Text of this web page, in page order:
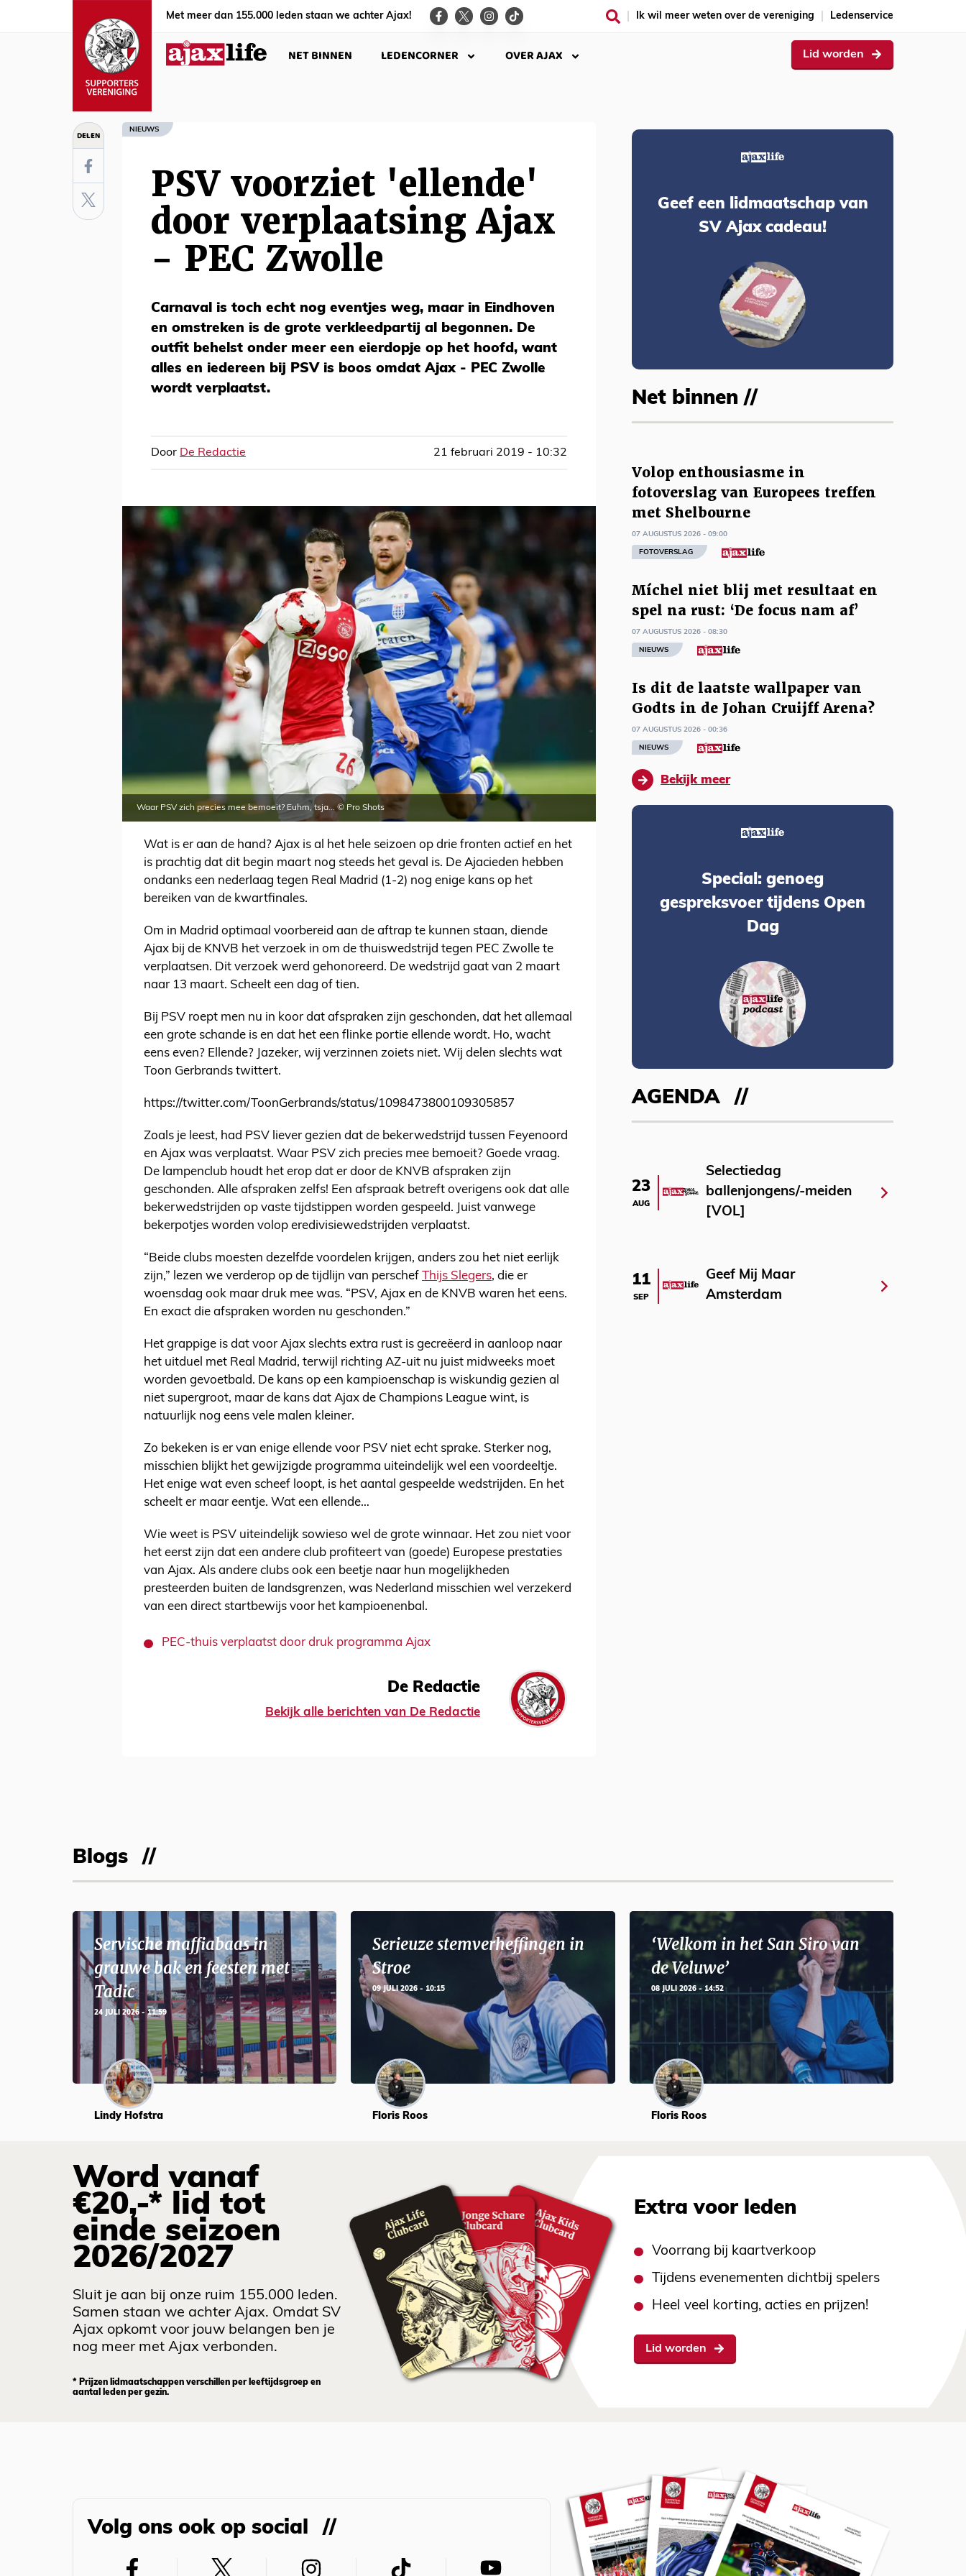
Met meer dan 155.000 leden staan we achter Ajax! Ik wil meer weten over de vereniging Ledenservice
NET BINNEN LEDENCORNER OVER AJAX Lid worden
DELEN NIEUWS
PSV voorziet 'ellende'
door verplaatsing Ajax
- PEC Zwolle
Carnaval is toch echt nog eventjes weg, maar in Eindhoven
en omstreken is de grote verkleedpartij al begonnen. De
outfit behelst onder meer een eierdopje op het hoofd, want
alles en iedereen bij PSV is boos omdat Ajax - PEC Zwolle
wordt verplaatst.
Door De Redactie 21 februari 2019 - 10:32
Waar PSV zich precies mee bemoeit? Euhm, tsja... © Pro Shots
Wat is er aan de hand? Ajax is al het hele seizoen op drie fronten actief en het
is prachtig dat dit begin maart nog steeds het geval is. De Ajacieden hebben
ondanks een nederlaag tegen Real Madrid (1-2) nog enige kans op het
bereiken van de kwartfinales.
Om in Madrid optimaal voorbereid aan de aftrap te kunnen staan, diende
Ajax bij de KNVB het verzoek in om de thuiswedstrijd tegen PEC Zwolle te
verplaatsen. Dit verzoek werd gehonoreerd. De wedstrijd gaat van 2 maart
naar 13 maart. Scheelt een dag of tien.
Bij PSV roept men nu in koor dat afspraken zijn geschonden, dat het allemaal
een grote schande is en dat het een flinke portie ellende wordt. Ho, wacht
eens even? Ellende? Jazeker, wij verzinnen zoiets niet. Wij delen slechts wat
Toon Gerbrands twittert.
https://twitter.com/ToonGerbrands/status/1098473800109305857
Zoals je leest, had PSV liever gezien dat de bekerwedstrijd tussen Feyenoord
en Ajax was verplaatst. Waar PSV zich precies mee bemoeit? Goede vraag.
De lampenclub houdt het erop dat er door de KNVB afspraken zijn
geschonden. Alle afspraken zelfs! Een afspraak betreft overigens ook dat alle
bekerwedstrijden op vaste tijdstippen worden gespeeld. Juist vanwege
bekerpotjes worden volop eredivisiewedstrijden verplaatst.
“Beide clubs moesten dezelfde voordelen krijgen, anders zou het niet eerlijk
zijn,” lezen we verderop op de tijdlijn van perschef Thijs Slegers, die er
woensdag ook maar druk mee was. “PSV, Ajax en de KNVB waren het eens.
En exact die afspraken worden nu geschonden.”
Het grappige is dat voor Ajax slechts extra rust is gecreëerd in aanloop naar
het uitduel met Real Madrid, terwijl richting AZ-uit nu juist midweeks moet
worden gevoetbald. De kans op een kampioenschap is wiskundig gezien al
niet supergroot, maar de kans dat Ajax de Champions League wint, is
natuurlijk nog eens vele malen kleiner.
Zo bekeken is er van enige ellende voor PSV niet echt sprake. Sterker nog,
misschien blijkt het gewijzigde programma uiteindelijk wel een voordeeltje.
Het enige wat even scheef loopt, is het aantal gespeelde wedstrijden. En het
scheelt er maar eentje. Wat een ellende…
Wie weet is PSV uiteindelijk sowieso wel de grote winnaar. Het zou niet voor
het eerst zijn dat een andere club profiteert van (goede) Europese prestaties
van Ajax. Als andere clubs ook een beetje naar hun mogelijkheden
presteerden buiten de landsgrenzen, was Nederland misschien wel verzekerd
van een direct startbewijs voor het kampioenenbal.
PEC-thuis verplaatst door druk programma Ajax
De Redactie
Bekijk alle berichten van De Redactie
Geef een lidmaatschap van
SV Ajax cadeau!
Net binnen //
Volop enthousiasme in
fotoverslag van Europees treffen
met Shelbourne
07 AUGUSTUS 2026 - 09:00
FOTOVERSLAG
Míchel niet blij met resultaat en
spel na rust: ‘De focus nam af’
07 AUGUSTUS 2026 - 08:30
NIEUWS
Is dit de laatste wallpaper van
Godts in de Johan Cruijff Arena?
07 AUGUSTUS 2026 - 00:36
NIEUWS
Bekijk meer
Special: genoeg
gespreksvoer tijdens Open
Dag
AGENDA
23
AUG
Selectiedag
ballenjongens/-meiden
[VOL]
11
SEP
Geef Mij Maar
Amsterdam
Blogs
Servische maffiabaas in
grauwe bak en feesten met
Tadic
24 JULI 2026 - 11:59
Lindy Hofstra
Serieuze stemverheffingen in
Stroe
09 JULI 2026 - 10:15
Floris Roos
‘Welkom in het San Siro van
de Veluwe’
08 JULI 2026 - 14:52
Floris Roos
Word vanaf
€20,-* lid tot
einde seizoen
2026/2027
Sluit je aan bij onze ruim 155.000 leden.
Samen staan we achter Ajax. Omdat SV
Ajax opkomt voor jouw belangen ben je
nog meer met Ajax verbonden.
* Prijzen lidmaatschappen verschillen per leeftijdsgroep en
aantal leden per gezin.
Extra voor leden
Voorrang bij kaartverkoop
Tijdens evenementen dichtbij spelers
Heel veel korting, acties en prijzen!
Lid worden
Volg ons ook op social